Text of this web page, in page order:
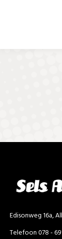
Edisonweg 16a,
Telefoon 078 -